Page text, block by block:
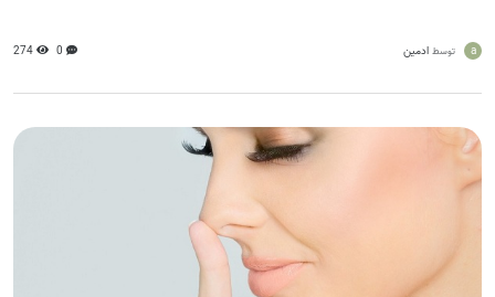
a توسط ادمین 0
274